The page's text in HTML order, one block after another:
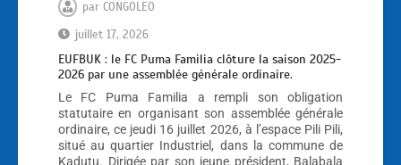
par CONGOLEO
juillet 17, 2026
EUFBUK : le FC Puma Familia clôture la saison 2025-
2026 par une assemblée générale ordinaire.
Le FC Puma Familia a rempli son obligation
statutaire en organisant son assemblée générale
ordinaire, ce jeudi 16 juillet 2026, à l’espace Pili Pili,
situé au quartier Industriel, dans la commune de
Kadutu. Dirigée par son jeune président, Balabala